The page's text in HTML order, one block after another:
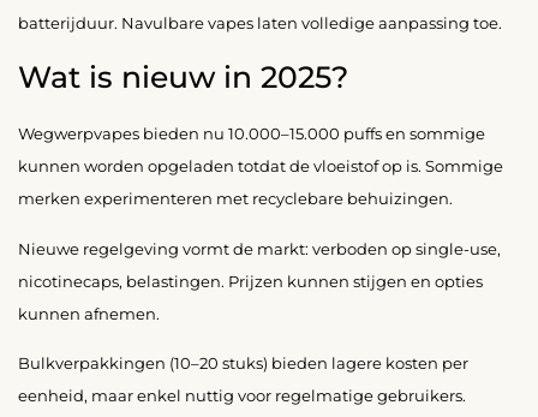
batterijduur. Navulbare vapes laten volledige aanpassing toe.
Wat is nieuw in 2025?
Wegwerpvapes bieden nu 10.000–15.000 puffs en sommige
kunnen worden opgeladen totdat de vloeistof op is. Sommige
merken experimenteren met recyclebare behuizingen.
Nieuwe regelgeving vormt de markt: verboden op single-use,
nicotinecaps, belastingen. Prijzen kunnen stijgen en opties
kunnen afnemen.
Bulkverpakkingen (10–20 stuks) bieden lagere kosten per
eenheid, maar enkel nuttig voor regelmatige gebruikers.